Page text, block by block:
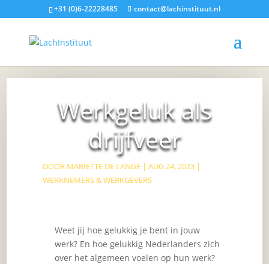
+31 (0)6-22228485 contact@lachinstituut.nl
Werkgeluk als
drijfveer
DOOR MARIETTE DE LANGE |AUG 24, 2023 |
WERKNEMERS & WERKGEVERS
Weet jij hoe gelukkig je bent in jouw
werk? En hoe gelukkig Nederlanders zich
over het algemeen voelen op hun werk?